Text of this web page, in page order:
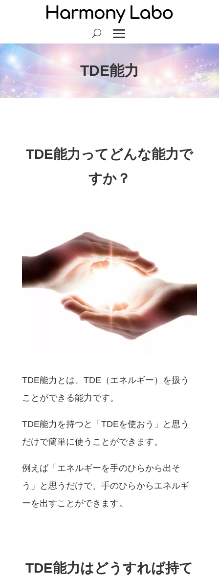
TDE能力
TDE能力ってどんな能力で
すか？
TDE能力とは、TDE（エネルギー）を扱う
ことができる能力です。
TDE能力を持つと「TDEを使おう」と思う
だけで簡単に使うことができます。
例えば「エネルギーを手のひらから出そ
う」と思うだけで、手のひらからエネルギ
ーを出すことができます。
TDE能力はどうすれば持て